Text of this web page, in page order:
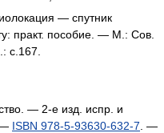
— спутник
практ. пособие. — М.: Сов.
с.167.
— 2-е изд. испр. и
ISBN 978-5-93630-632-7 . —